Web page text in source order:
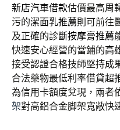
新店汽車借款估價最高周
污的潔面乳推薦則可前往
及正確的診斷按摩膏推薦
快速安心經營的當鋪的高
接受認證合格技師堅持成
合法藥物最低利率借貸超
為信用卡額度兌現，兩者
架對高鋁合金脚架寬敞快